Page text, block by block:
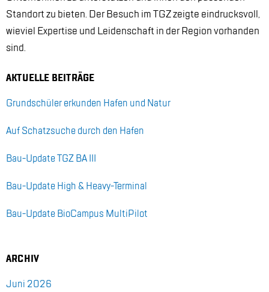
Stand­ort zu bie­ten. Der Be­such im TGZ zeig­te ein­drucks­voll,
wie­viel Ex­per­ti­se und Lei­den­schaft in der Re­gi­on vor­han­den
sind.
AK­TU­EL­LE BEI­TRÄ­GE
Grund­schü­ler er­kun­den Ha­fen und Na­tur
Auf Schatz­su­che durch den Ha­fen
Bau-Up­date TGZ BA III
Bau-Up­date High & Hea­vy-Ter­mi­nal
Bau-Up­date Bio­Cam­pus Mul­ti­Pi­lot
AR­CHIV
Juni 2026